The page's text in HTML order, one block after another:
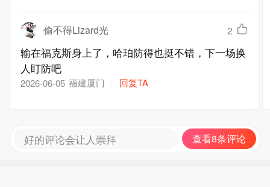
偷不得Lizard光 2
输在福克斯身上了，哈珀防得也挺不错，下一场换
人盯防吧
2026-06-05 福建厦门 回复TA
好的评论会让人崇拜 查看8条评论